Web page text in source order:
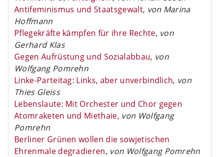
Antifeminismus und Staatsgewalt, von Marina
Hoffmann
Pflegekräfte kämpfen für ihre Rechte, von
Gerhard Klas
Gegen Aufrüstung und Sozialabbau, von
Wolfgang Pomrehn
Linke-Parteitag: Links, aber unverbindlich, von
Thies Gleiss
Lebenslaute: Mit Orchester und Chor gegen
Atomraketen und Miethaie, von Wolfgang
Pomrehn
Berliner Grünen wollen die sowjetischen
Ehrenmale degradieren, von Wolfgang Pomrehn